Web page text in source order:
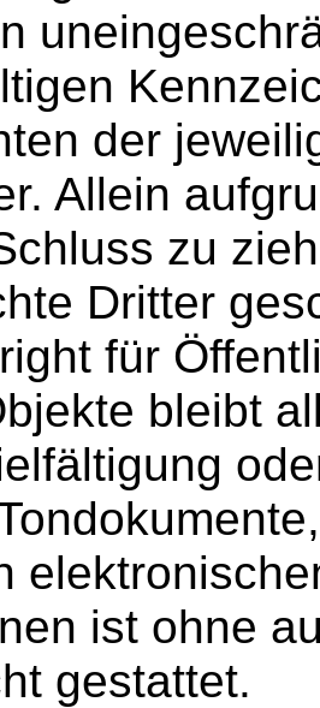
der
Allein
zu
Dritter
für
bleibt
ist ohne
gestattet.